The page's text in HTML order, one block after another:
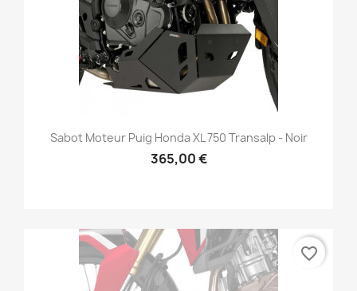
Sabot Moteur Puig Honda XL 750 Transalp - Noir
365,00 €
favorite_border